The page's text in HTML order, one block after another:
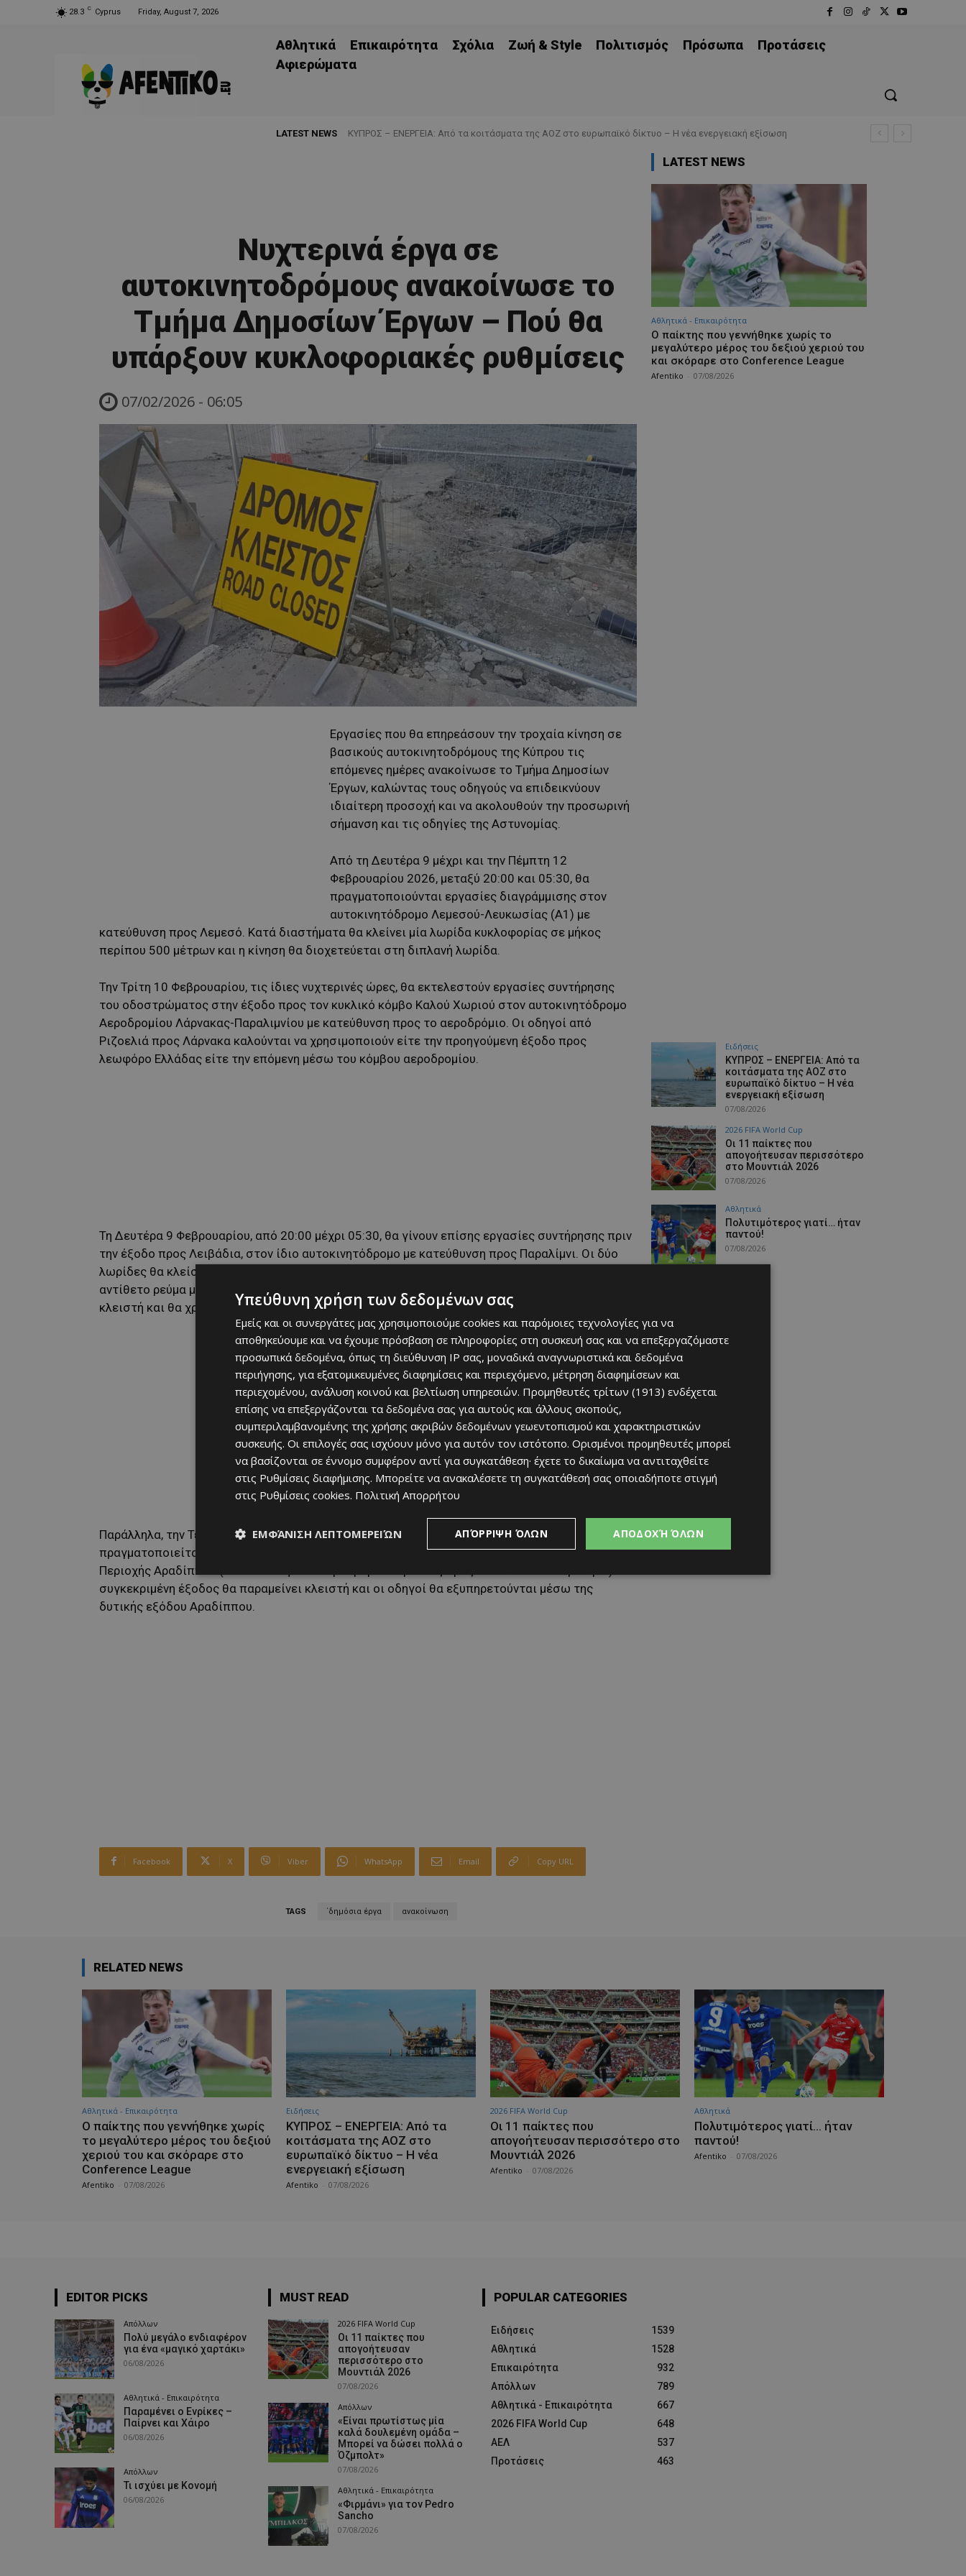
28.3 C Cyprus Friday, August 7, 2026
Αθλητικά Επικαιρότητα Σχόλια Ζωή & Style Πολιτισμός Πρόσωπα
Προτάσεις
Aφιερώματα
LATEST NEWS ΚΥΠΡΟΣ – ΕΝΕΡΓΕΙΑ: Από τα κοιτάσματα της ΑΟΖ στο ευρωπαϊκό δίκτυο – Η νέα ενεργειακή εξίσωση
Νυχτερινά έργα σε
αυτοκινητοδρόμους ανακοίνωσε το
Τμήμα Δημοσίων Έργων – Πού θα
υπάρξουν κυκλοφοριακές ρυθμίσεις
07/02/2026 - 06:05
Εργασίες που θα επηρεάσουν την τροχαία κίνηση σε
βασικούς αυτοκινητοδρόμους της Κύπρου τις
επόμενες ημέρες ανακοίνωσε το Τμήμα Δημοσίων
Έργων, καλώντας τους οδηγούς να επιδεικνύουν
ιδιαίτερη προσοχή και να ακολουθούν την προσωρινή
σήμανση και τις οδηγίες της Αστυνομίας.
Από τη Δευτέρα 9 μέχρι και την Πέμπτη 12
Φεβρουαρίου 2026, μεταξύ 20:00 και 05:30, θα
πραγματοποιούνται εργασίες διαγράμμισης στον
αυτοκινητόδρομο Λεμεσού-Λευκωσίας (Α1) με
κατεύθυνση προς Λεμεσό. Κατά διαστήματα θα κλείνει μία λωρίδα κυκλοφορίας σε μήκος
περίπου 500 μέτρων και η κίνηση θα διοχετεύεται στη διπλανή λωρίδα.
Την Τρίτη 10 Φεβρουαρίου, τις ίδιες νυχτερινές ώρες, θα εκτελεστούν εργασίες συντήρησης
του οδοστρώματος στην έξοδο προς τον κυκλικό κόμβο Καλού Χωριού στον αυτοκινητόδρομο
Αεροδρομίου Λάρνακας-Παραλιμνίου με κατεύθυνση προς το αεροδρόμιο. Οι οδηγοί από
Ριζοελιά προς Λάρνακα καλούνται να χρησιμοποιούν είτε την προηγούμενη έξοδο προς
λεωφόρο Ελλάδας είτε την επόμενη μέσω του κόμβου αεροδρομίου.
Τη Δευτέρα 9 Φεβρουαρίου, από 20:00 μέχρι 05:30, θα γίνουν επίσης εργασίες συντήρησης πριν
την έξοδο προς Λειβάδια, στον ίδιο αυτοκινητόδρομο με κατεύθυνση προς Παραλίμνι. Οι δύο
λωρίδες θα κλείσουν για περίπου τρία χιλιόμετρα και η κυκλοφορία θα διοχετεύεται στο
αντίθετο ρεύμα με αμφίδρομη κίνηση, ενώ η είσοδος και έξοδος προς Λειβάδια θα παραμείνει
κλειστή και θα χρησιμοποιείται η έξοδος Βορόκληνης.
Παράλληλα, την Τετάρτη 11 και την Παρασκευή 13 Φεβρουαρίου, μεταξύ 08:00 και 15:00, θα
πραγματοποιείται καθαρισμός του συστήματος ομβρίων υδάτων στην έξοδο της Βιομηχανικής
Περιοχής Αραδίππου (κατεύθυνση από Αεροδρόμιο Λάρνακας προς Δεκέλεια και Παραλίμνι). Η
συγκεκριμένη έξοδος θα παραμείνει κλειστή και οι οδηγοί θα εξυπηρετούνται μέσω της
δυτικής εξόδου Αραδίππου.
Facebook X Viber WhatsApp Email Copy URL
TAGS ΄δημόσια έργα ανακοίνωση
LATEST NEWS
Αθλητικά - Επικαιρότητα
Ο παίκτης που γεννήθηκε χωρίς το
μεγαλύτερο μέρος του δεξιού χεριού του
και σκόραρε στο Conference League
Afentiko 07/08/2026
Ειδήσεις
ΚΥΠΡΟΣ – ΕΝΕΡΓΕΙΑ: Από τα
κοιτάσματα της ΑΟΖ στο
ευρωπαϊκό δίκτυο – Η νέα
ενεργειακή εξίσωση
07/08/2026
2026 FIFA World Cup
Οι 11 παίκτες που
απογοήτευσαν περισσότερο
στο Μουντιάλ 2026
07/08/2026
Αθλητικά
Πολυτιμότερος γιατί… ήταν
παντού!
07/08/2026
RELATED NEWS
Αθλητικά - Επικαιρότητα
Ο παίκτης που γεννήθηκε χωρίς
το μεγαλύτερο μέρος του δεξιού
χεριού του και σκόραρε στο
Conference League
Afentiko 07/08/2026
Ειδήσεις
ΚΥΠΡΟΣ – ΕΝΕΡΓΕΙΑ: Από τα
κοιτάσματα της ΑΟΖ στο
ευρωπαϊκό δίκτυο – Η νέα
ενεργειακή εξίσωση
Afentiko 07/08/2026
2026 FIFA World Cup
Οι 11 παίκτες που
απογοήτευσαν περισσότερο στο
Μουντιάλ 2026
Afentiko 07/08/2026
Αθλητικά
Πολυτιμότερος γιατί… ήταν
παντού!
Afentiko 07/08/2026
EDITOR PICKS
Απόλλων
Πολύ μεγάλο ενδιαφέρον
για ένα «μαγικό χαρτάκι»
06/08/2026
Αθλητικά - Επικαιρότητα
Παραμένει ο Ενρίκες –
Παίρνει και Χάιρο
06/08/2026
Απόλλων
Τι ισχύει με Κονομή
06/08/2026
MUST READ
2026 FIFA World Cup
Οι 11 παίκτες που
απογοήτευσαν
περισσότερο στο
Μουντιάλ 2026
07/08/2026
Απόλλων
«Είναι πρωτίστως μία
καλά δουλεμένη ομάδα –
Μπορεί να δώσει πολλά ο
Όζμπολτ»
07/08/2026
Αθλητικά - Επικαιρότητα
«Φιρμάνι» για τον Pedro
Sancho
07/08/2026
POPULAR CATEGORIES
Ειδήσεις
1539
Αθλητικά
1528
Επικαιρότητα
932
Απόλλων
789
Αθλητικά - Επικαιρότητα
667
2026 FIFA World Cup
648
ΑΕΛ
537
Προτάσεις
463
Υπεύθυνη χρήση των δεδομένων σας
Εμείς και οι συνεργάτες μας χρησιμοποιούμε cookies και παρόμοιες τεχνολογίες για να
αποθηκεύουμε και να έχουμε πρόσβαση σε πληροφορίες στη συσκευή σας και να επεξεργαζόμαστε
προσωπικά δεδομένα, όπως τη διεύθυνση IP σας, μοναδικά αναγνωριστικά και δεδομένα
περιήγησης, για εξατομικευμένες διαφημίσεις και περιεχόμενο, μέτρηση διαφημίσεων και
περιεχομένου, ανάλυση κοινού και βελτίωση υπηρεσιών. Προμηθευτές τρίτων (1913) ενδέχεται
επίσης να επεξεργάζονται τα δεδομένα σας για αυτούς και άλλους σκοπούς,
συμπεριλαμβανομένης της χρήσης ακριβών δεδομένων γεωεντοπισμού και χαρακτηριστικών
συσκευής. Οι επιλογές σας ισχύουν μόνο για αυτόν τον ιστότοπο. Ορισμένοι προμηθευτές μπορεί
να βασίζονται σε έννομο συμφέρον αντί για συγκατάθεση· έχετε το δικαίωμα να αντιταχθείτε
στις Ρυθμίσεις διαφήμισης. Μπορείτε να ανακαλέσετε τη συγκατάθεσή σας οποιαδήποτε στιγμή
στις Ρυθμίσεις cookies. Πολιτική Απορρήτου
ΑΠΟΔΟΧΉ ΌΛΩΝ
ΑΠΌΡΡΙΨΗ ΌΛΩΝ
ΕΜΦΆΝΙΣΗ ΛΕΠΤΟΜΕΡΕΙΏΝ